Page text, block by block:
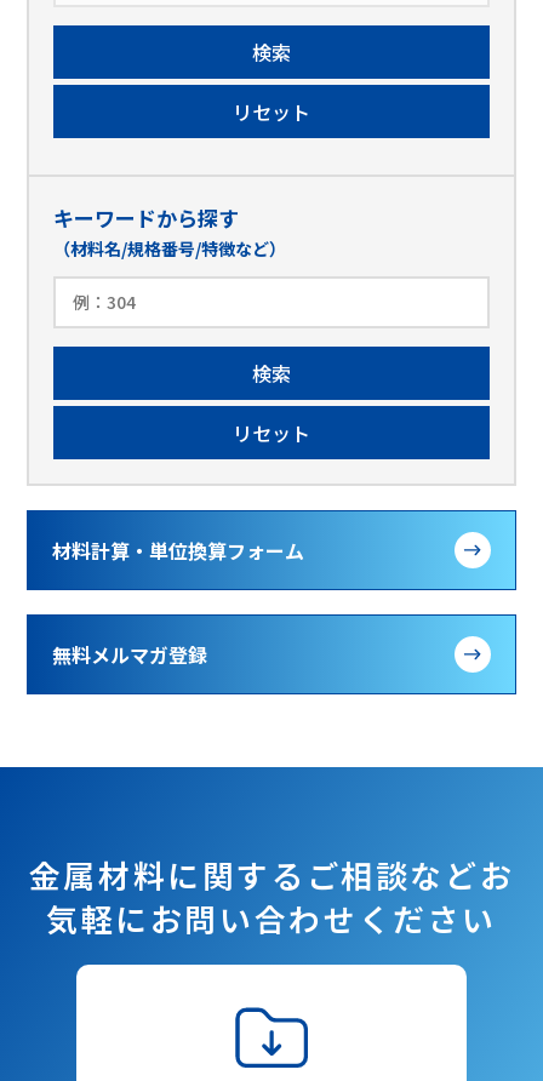
キーワードから探す
（材料名/規格番号/特徴など）
材料計算・単位換算フォーム
無料メルマガ登録
金属材料に関するご相談などお
気軽にお問い合わせください